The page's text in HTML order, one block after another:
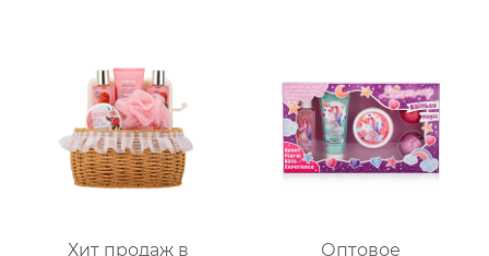
Хит продаж в
Оптовое